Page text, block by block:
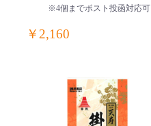
※4個までポスト投函対応可
￥2,160